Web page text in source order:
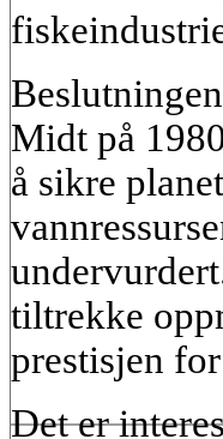
Midt på
å sikre
tiltrekke
prestisjen
Det er